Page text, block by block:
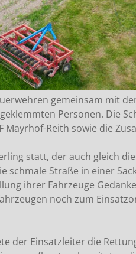
gemeinsam mit
Personen. Die
Mayrhof-Reith sowie die
statt, der auch gleich
schmale Straße in einer
ihrer Fahrzeuge
noch zum
der Einsatzleiter die